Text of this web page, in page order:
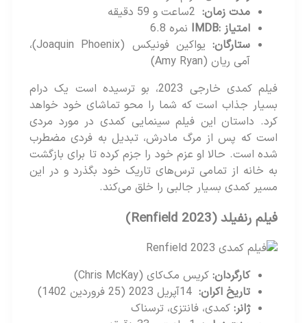
مدت زمان:2ساعت و 59 دقیقه
امتیاز :IMDB
نمره 6.8
ستارگان:
یواکین فونیکس (Joaquin Phoenix)،
آمی ریان (Amy Ryan)
فیلم کمدی خارجی 2023، بو ترسیده است یک درام
بسیار جذاب است که شما را محو تماشای خود خواهد
کرد. داستان این فیلم سینمایی کمدی در مورد مردی
است که پس از مرگ مادرش، تبدیل به فردی مضطرب
شده است. حالا او عزم خود را جزم کرده تا برای بازگشت
به خانه از تمامی ترس‌های تاریک خود بگذرد و در این
مسیر کمدی بسیار جالبی را خلق می‌کند.
فیلم رنفیلد(Renfield 2023)
کارگردان:کریس مک‌کای (Chris McKay)
تاریخ اکران:14آپریل 2023 (25 فروردین 1402)
کمدی، فانتزی، ترسناک